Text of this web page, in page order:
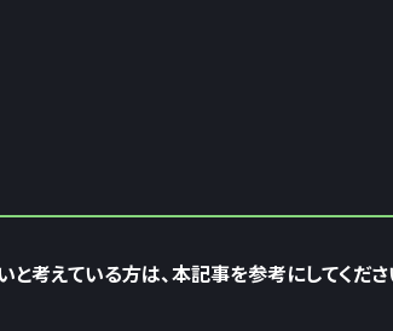
考えている方は、本記事を参考にしてくださ